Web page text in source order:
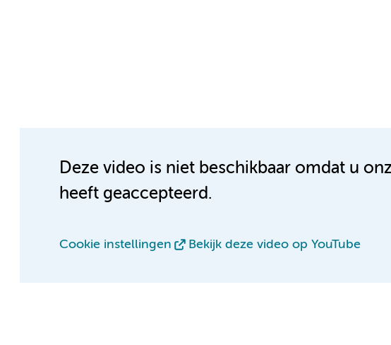
Deze video is niet beschikbaar omdat u
heeft geaccepteerd.
Cookie instellingen Bekijk deze video op YouTube